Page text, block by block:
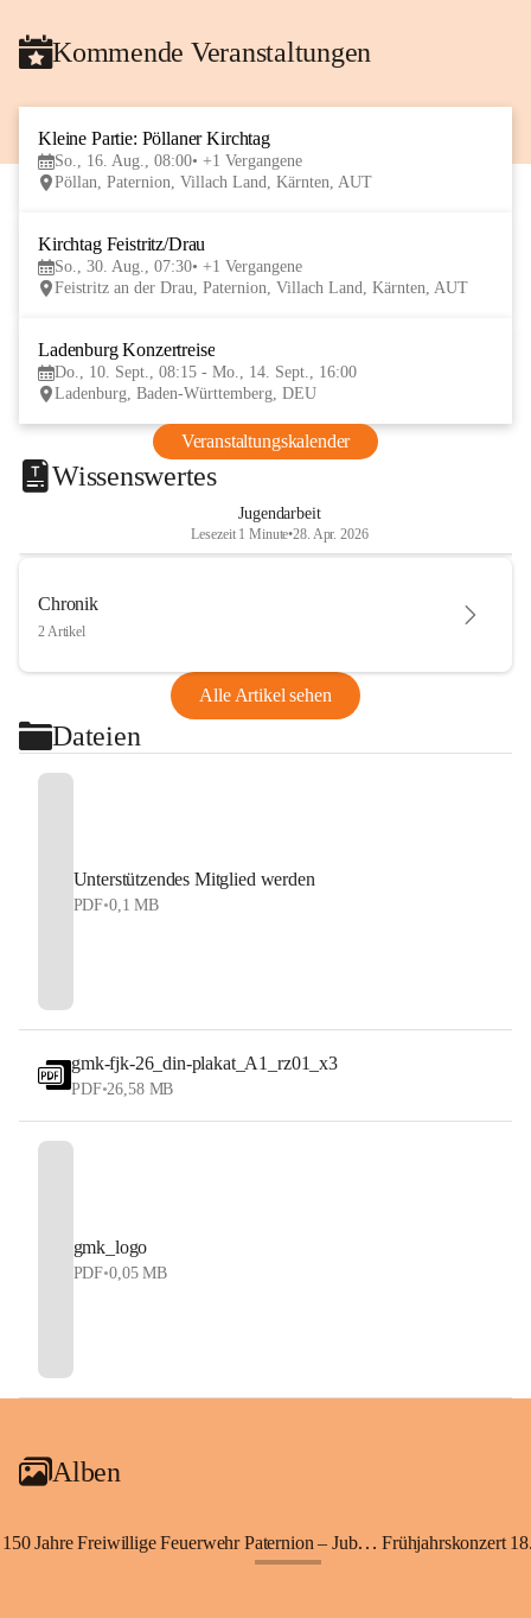
Kommende Veranstaltungen
Kleine Partie: Pöllaner Kirchtag
So., 16. Aug., 08:00 +1 Vergangene
Pöllan, Paternion, Villach Land, Kärnten, AUT
Kirchtag Feistritz/Drau
So., 30. Aug., 07:30 +1 Vergangene
Feistritz an der Drau, Paternion, Villach Land, Kärnten, AUT
Ladenburg Konzertreise
Do., 10. Sept., 08:15 - Mo., 14. Sept., 16:00
Ladenburg, Baden-Württemberg, DEU
Veranstaltungskalender
Wissenswertes
Jugendarbeit
Lesezeit 1 Minute•28. Apr. 2026
Chronik
2 Artikel
Alle Artikel sehen
Dateien
Unterstützendes Mitglied werden
PDF•0,1 MB
gmk-fjk-26_din-plakat_A1_rz01_x3
PDF•26,58 MB
gmk_logo
PDF•0,05 MB
Alben
150 Jahre Freiwillige Feuerwehr Paternion – Jubiläumsfest Frühjahrskonzert